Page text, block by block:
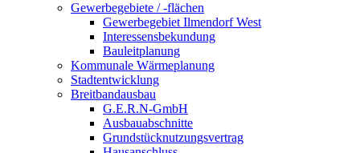
Gewerbegebiete / -flächen
Gewerbegebiet Ilmendorf West
Interessensbekundung
Bauleitplanung
Kommunale Wärmeplanung
Stadtentwicklung
Breitbandausbau
G.E.R.N-GmbH
Ausbauabschnitte
Grundstücknutzungsvertrag